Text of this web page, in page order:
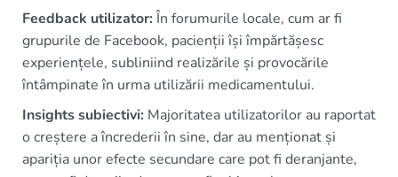
Feedback utilizator:În forumurile locale, cum ar fi
grupurile de Facebook, pacienții își împărtășesc
experiențele, subliniind realizările și provocările
întâmpinate în urma utilizării medicamentului.
Insights subiectivi: Majoritatea utilizatorilor au raportat
o creștere a încrederii în sine, dar au menționat și
apariția unor efecte secundare care pot fi deranjante,